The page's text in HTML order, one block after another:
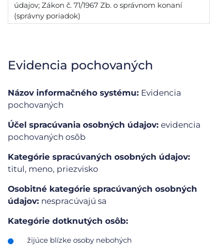
údajov; Zákon č. 71/1967 Zb. o správnom konaní
(správny poriadok)
Evidencia pochovaných
Názov informačného systému: Evidencia
pochovaných
Účel spracúvania osobných údajov: evidencia
pochovaných osôb
Kategórie spracúvaných osobných údajov:
titul, meno, priezvisko
Osobitné kategórie spracúvaných osobných
údajov: nespracúvajú sa
Kategórie dotknutých osôb:
žijúce blízke osoby nebohých